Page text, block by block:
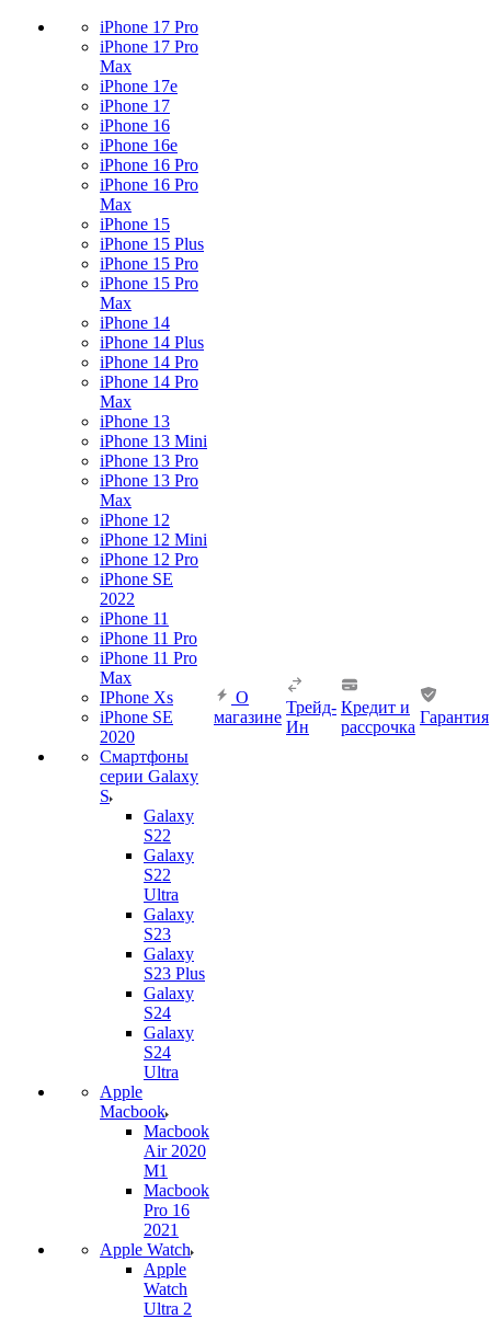
iPhone 17 Pro
iPhone 17 Pro
Max
iPhone 17e
iPhone 17
iPhone 16
iPhone 16e
iPhone 16 Pro
iPhone 16 Pro
Max
iPhone 15
iPhone 15 Plus
iPhone 15 Pro
iPhone 15 Pro
Max
iPhone 14
iPhone 14 Plus
iPhone 14 Pro
iPhone 14 Pro
Max
iPhone 13
iPhone 13 Mini
iPhone 13 Pro
iPhone 13 Pro
Max
iPhone 12
iPhone 12 Mini
iPhone 12 Pro
iPhone SE
2022
iPhone 11
iPhone 11 Pro
iPhone 11 Pro
Max
IPhone Xs
iPhone SE
2020
Смартфоны
серии Galaxy
S
Galaxy
S22
Galaxy
S22
Ultra
Galaxy
S23
Galaxy
S23 Plus
Galaxy
S24
Galaxy
S24
Ultra
Apple
Macbook
Macbook
Air 2020
M1
Macbook
Pro 16
2021
Apple Watch
Apple
Watch
Ultra 2
О
магазине
Трейд-
Ин
Кредит и
рассрочка
Гарантия